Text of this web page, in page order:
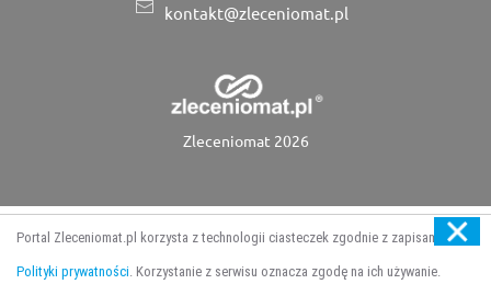
Strona główna Kategorie Dodaj wycenę Aktywne Dołącz do firm
kontakt@zleceniomat.pl
Zleceniomat 2026
Portal Zleceniomat.pl korzysta z technologii ciasteczek zgodnie z zapisami
Polityki prywatności. Korzystanie z serwisu oznacza zgodę na ich używanie.